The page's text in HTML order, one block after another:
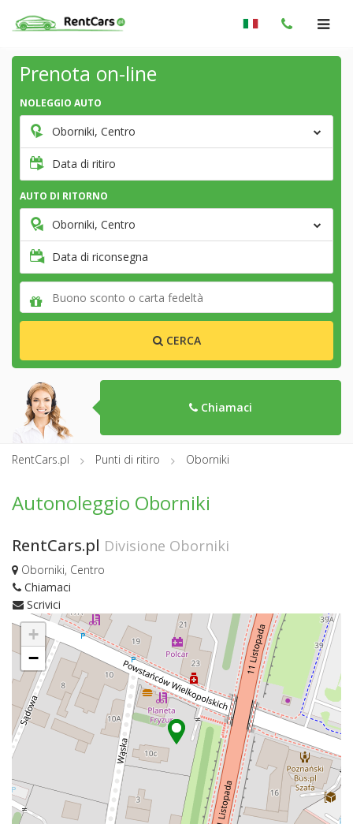
Prenota on-line
NOLEGGIO AUTO
Oborniki, Centro
Data di ritiro
AUTO DI RITORNO
Oborniki, Centro
Data di riconsegna
CERCA
Chiamaci
RentCars.pl Punti di ritiro Oborniki
Autonoleggio Oborniki
RentCars.pl Divisione Oborniki
Oborniki, Centro
Chiamaci
Scrivici
+
−